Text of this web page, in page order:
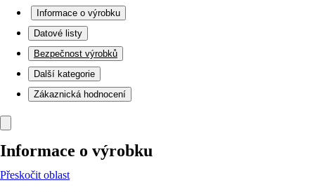
Informace o výrobku
Datové listy
Bezpečnost výrobků
Další kategorie
Zákaznická hodnocení
Informace o výrobku
Přeskočit oblast